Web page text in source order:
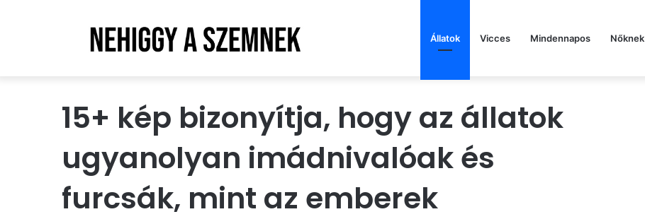
Állatok Vicces Mindennapos Nőknek
15+ kép bizonyítja, hogy az állatok
ugyanolyan imádnivalóak és
furcsák, mint az emberek